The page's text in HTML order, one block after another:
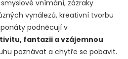
vnímání, zázraky
vynálezů, kreativní tvorbu
podněcují v
fantazii a vzájemnou
poznávat a chytře se pobavit.